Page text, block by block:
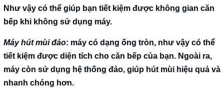
Như vậy có thể giúp bạn tiết kiệm được không gian căn
bếp khi không sử dụng máy.
Máy hút mùi đảo: máy có dạng ống tròn, như vậy có thể
tiết kiệm được diện tích cho căn bếp của bạn. Ngoài ra,
máy còn sử dụng hệ thống đảo, giúp hút mùi hiệu quả và
nhanh chóng hơn.